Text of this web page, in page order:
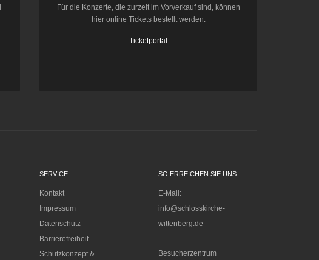
Für die Konzerte, die zurzeit im Vorverkauf sind, können
hier online Tickets bestellt werden.
Ticketportal
SERVICE
Kontakt
Impressum
Datenschutz
Barrierefreiheit
Schutzkonzept &
SO ERREICHEN SIE UNS
E-Mail:
info@schlosskirche-
wittenberg.de
Besucherzentrum